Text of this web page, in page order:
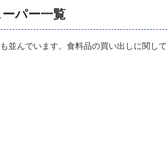
パー一覧
並んでいます。食料品の買い出しに関して